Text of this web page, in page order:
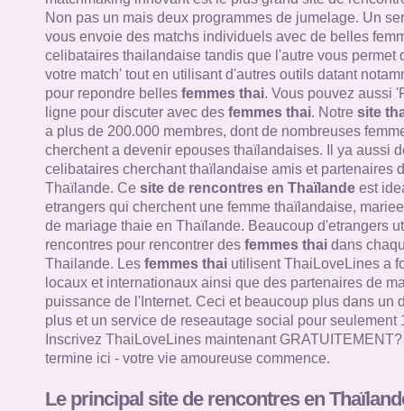
Non pas un mais deux programmes de jumelage. Un
vous envoie des matchs individuels avec de belles
celibataires thailandaise tandis que l'autre vous permet
votre match' tout en utilisant d'autres outils datant
pour repondre belles femmes thai. Vous pouvez aussi
ligne pour discuter avec des femmes thai. Notre site
a plus de 200.000 membres, dont de nombreuses
cherchent a devenir epouses thaïlandaises. Il ya aussi
celibataires cherchant thaïlandaise amis et partenaires
Thaïlande. Ce site de rencontres en Thaïlandeest
etrangers qui cherchent une femme thaïlandaise,
de mariage thaie en Thaïlande. Beaucoup d'etrangers
rencontres pour rencontrer des femmes thaidans
Thailande. Les femmes thaiutilisent ThaiLoveLines a
locaux et internationaux ainsi que des partenaires de
puissance de l'Internet. Ceci et beaucoup plus dans un
plus et un service de reseautage social pour seulement
Inscrivez ThaiLoveLines maintenant
termine ici - votre vie amoureuse commence.
Le principal site de rencontres en